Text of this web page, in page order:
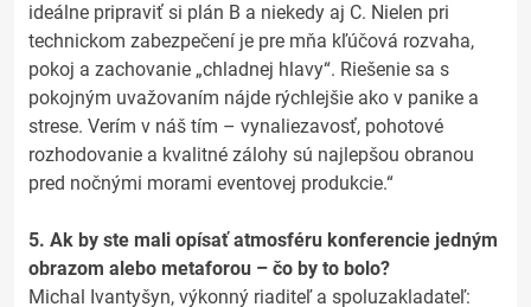
ideálne pripraviť si plán B a niekedy aj C. Nielen pri
technickom zabezpečení je pre mňa kľúčová rozvaha,
pokoj a zachovanie „chladnej hlavy“. Riešenie sa s
pokojným uvažovaním nájde rýchlejšie ako v panike a
strese. Verím v náš tím – vynaliezavosť, pohotové
rozhodovanie a kvalitné zálohy sú najlepšou obranou
pred nočnými morami eventovej produkcie.“
5. Ak by ste mali opísať atmosféru konferencie jedným
obrazom alebo metaforou – čo by to bolo?
Michal Ivantyšyn, výkonný riaditeľ a spoluzakladateľ: